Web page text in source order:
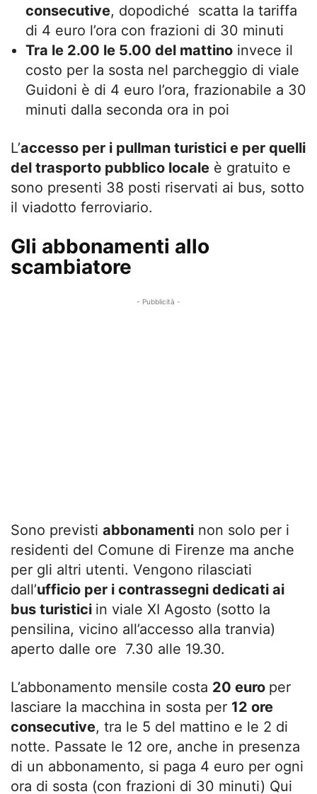
consecutive, dopodiché scatta la tariffa
di 4 euro l’ora con frazioni di 30 minuti
Tra le 2.00 le 5.00 del mattino invece il
costo per la sosta nel parcheggio di viale
Guidoni è di 4 euro l’ora, frazionabile a 30
minuti dalla seconda ora in poi
L’accesso per i pullman turistici e per quelli
del trasporto pubblico locale è gratuito e
sono presenti 38 posti riservati ai bus, sotto
il viadotto ferroviario.
Gli abbonamenti allo
scambiatore
- Pubblicità -
Sono previsti abbonamenti non solo per i
residenti del Comune di Firenze ma anche
per gli altri utenti. Vengono rilasciati
dall’ufficio per i contrassegni dedicati ai
bus turistici in viale XI Agosto (sotto la
pensilina, vicino all’accesso alla tranvia)
aperto dalle ore 7.30 alle 19.30.
L’abbonamento mensile costa 20 euro per
lasciare la macchina in sosta per 12 ore
consecutive, tra le 5 del mattino e le 2 di
notte. Passate le 12 ore, anche in presenza
di un abbonamento, si paga 4 euro per ogni
ora di sosta (con frazioni di 30 minuti) Qui